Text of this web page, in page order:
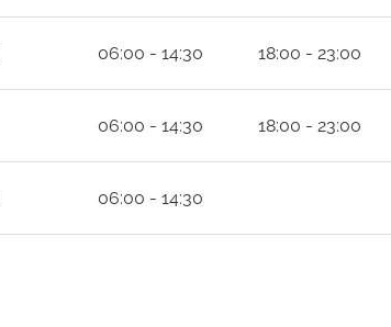
06:00 - 14:30 18:00 - 23:00
06:00 - 14:30 18:00 - 23:00
06:00 - 14:30